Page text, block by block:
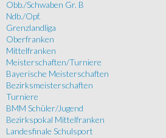
Obb./Schwaben Gr. B
Ndb./Opf.
Grenzlandliga
Oberfranken
Mittelfranken
Meisterschaften/Turniere
Bayerische Meisterschaften
Bezirksmeisterschaften
Turniere
BMM Schüler/Jugend
Bezirkspokal Mittelfranken
Landesfinale Schulsport